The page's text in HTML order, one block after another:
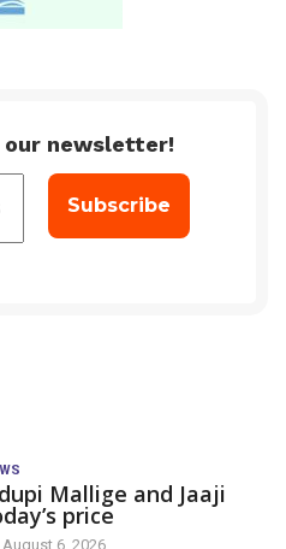
our newsletter!
Mallige and Jaaji
price
August 6, 2026